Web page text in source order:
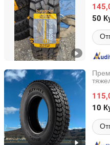
шины
50
Shandong, China
10
Joyall (Weihai) Tire Co., Ltd.
Shandong, China